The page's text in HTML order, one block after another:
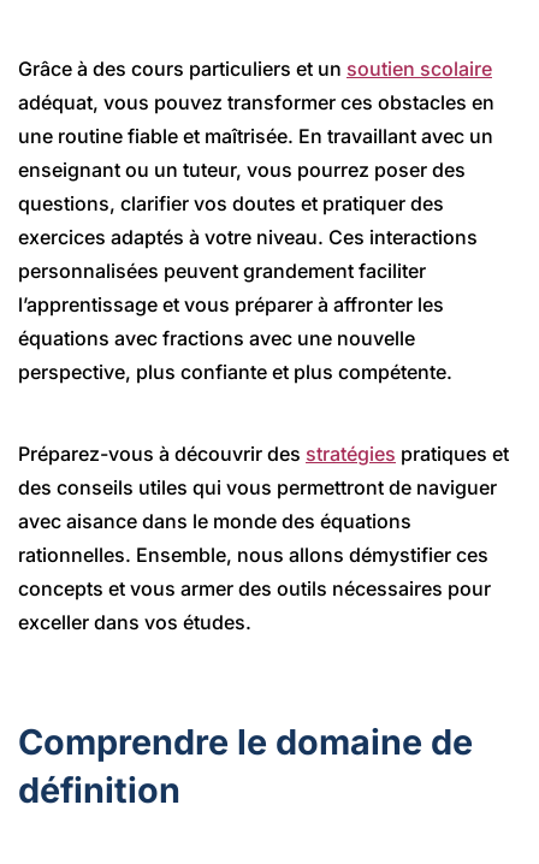
Grâce à des cours particuliers et un soutien scolaire
adéquat, vous pouvez transformer ces obstacles en
une routine fiable et maîtrisée. En travaillant avec un
enseignant ou un tuteur, vous pourrez poser des
questions, clarifier vos doutes et pratiquer des
exercices adaptés à votre niveau. Ces interactions
personnalisées peuvent grandement faciliter
l’apprentissage et vous préparer à affronter les
équations avec fractions avec une nouvelle
perspective, plus confiante et plus compétente.
Préparez-vous à découvrir des stratégies pratiques et
des conseils utiles qui vous permettront de naviguer
avec aisance dans le monde des équations
rationnelles. Ensemble, nous allons démystifier ces
concepts et vous armer des outils nécessaires pour
exceller dans vos études.
Comprendre le domaine de
définition